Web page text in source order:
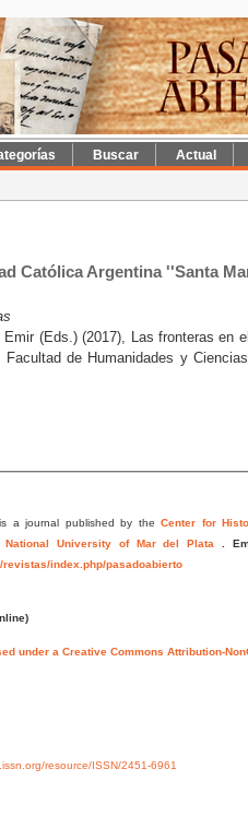
Buscar Actual
Católica Argentina ''Santa
(Eds.) (2017), Las fronteras en
de Humanidades y
is a journal published by the Center for
National University of Mar del Plata
revistas/index.php/pasadoabierto
under a Creative Commons Attribution-
resource/ISSN/2451-6961